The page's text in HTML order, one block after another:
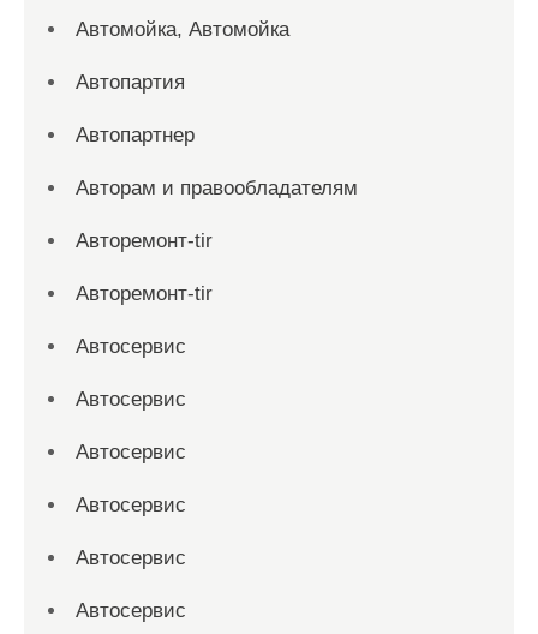
Автомойка, Автомойка
Автопартия
Автопартнер
Авторам и правообладателям
Авторемонт-tir
Авторемонт-tir
Автосервис
Автосервис
Автосервис
Автосервис
Автосервис
Автосервис